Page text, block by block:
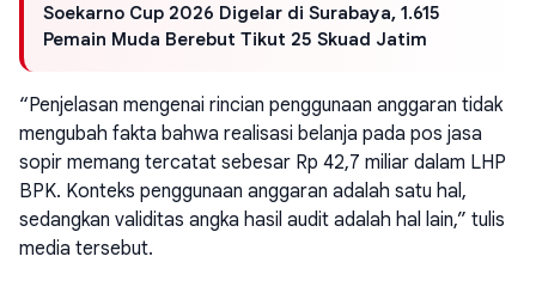
Soekarno Cup 2026 Digelar di Surabaya, 1.615
Pemain Muda Berebut Tikut 25 Skuad Jatim
“Penjelasan mengenai rincian penggunaan anggaran tidak
mengubah fakta bahwa realisasi belanja pada pos jasa
sopir memang tercatat sebesar Rp 42,7 miliar dalam LHP
BPK. Konteks penggunaan anggaran adalah satu hal,
sedangkan validitas angka hasil audit adalah hal lain,” tulis
media tersebut.